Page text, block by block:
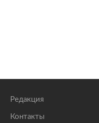
Редакция
Контакты